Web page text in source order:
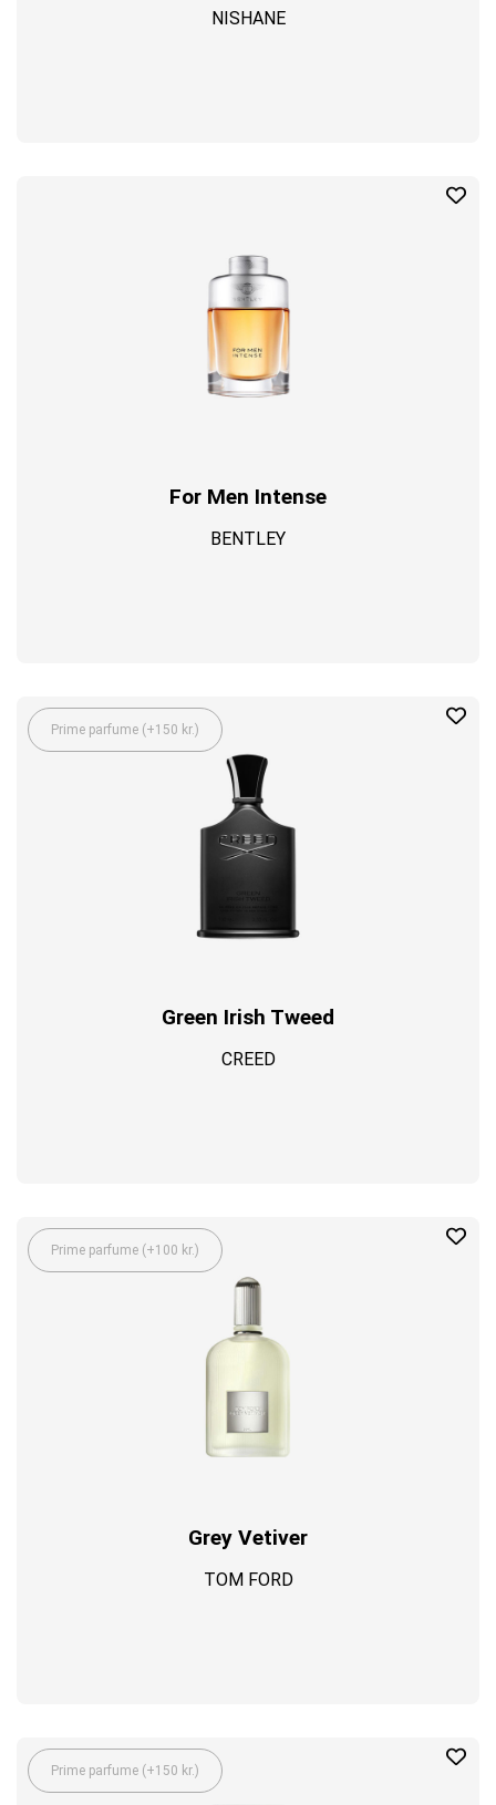
NISHANE
For Men Intense
BENTLEY
Prime parfume (+150 kr.)
Green Irish Tweed
CREED
Prime parfume (+100 kr.)
Grey Vetiver
TOM FORD
Prime parfume (+150 kr.)